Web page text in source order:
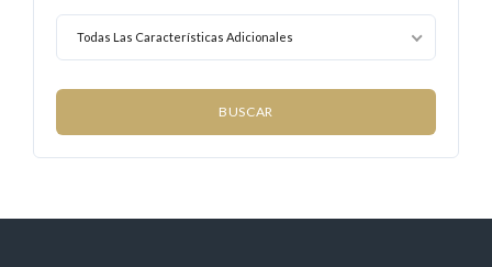
Todas Las Características Adicionales